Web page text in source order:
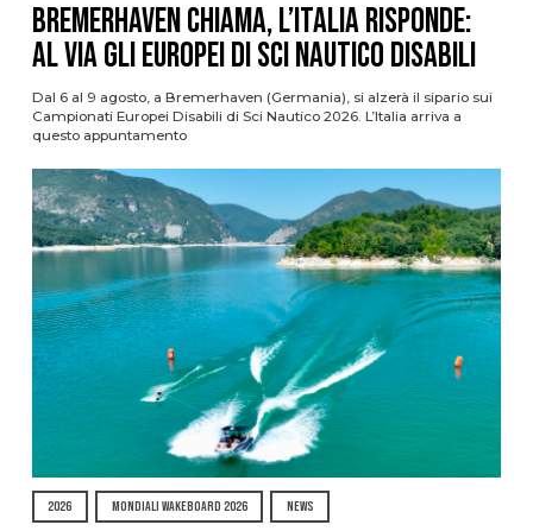
Bremerhaven chiama, l’Italia risponde:
al via gli Europei di Sci Nautico Disabili
Dal 6 al 9 agosto, a Bremerhaven (Germania), si alzerà il sipario sui
Campionati Europei Disabili di Sci Nautico 2026. L’Italia arriva a
questo appuntamento
2026 MONDIALI WAKEBOARD 2026 NEWS